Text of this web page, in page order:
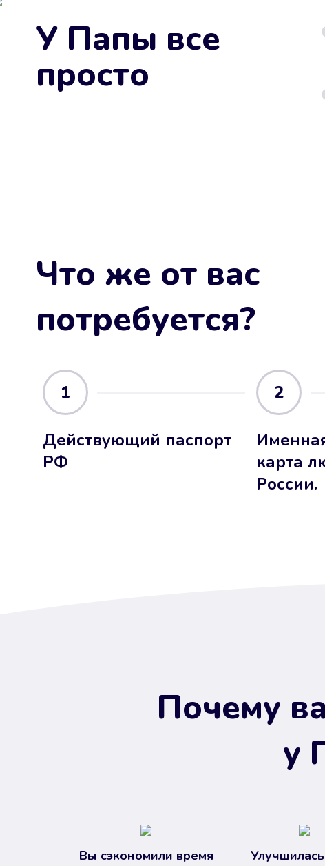
У Папы все
просто
Что же от вас
потребуется?
1
Действующий паспорт
РФ
2
карта
России.
Почему
у
Вы сэкономили время